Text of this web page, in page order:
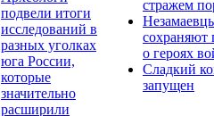
подвели итоги
исследований в
разных уголках
юга России,
которые
значительно
расширили
стражем
сохраняют
о героях
Сладкий
запущен